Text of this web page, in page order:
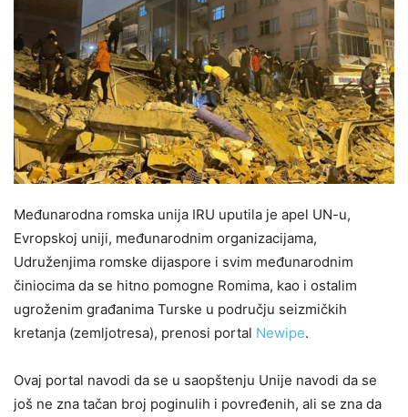
Međunarodna romska unija IRU uputila je apel UN-u,
Evropskoj uniji, međunarodnim organizacijama,
Udruženjima romske dijaspore i svim međunarodnim
činiocima da se hitno pomogne Romima, kao i ostalim
ugroženim građanima Turske u području seizmičkih
kretanja (zemljotresa), prenosi portal Newipe.
Ovaj portal navodi da se u saopštenju Unije navodi da se
još ne zna tačan broj poginulih i povređenih, ali se zna da